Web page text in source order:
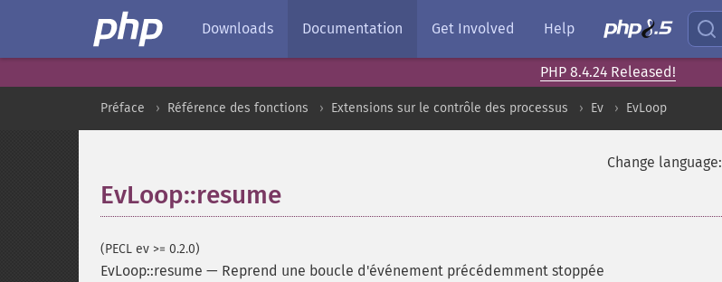
Downloads Documentation Get Involved Help
PHP 8.4.24 Released!
Préface Référence des fonctions Extensions sur le contrôle des processus Ev EvLoop
Change language:
EvLoop::resume
(PECL ev >= 0.2.0)
EvLoop::resume — Reprend une boucle d'événement précédemment stoppée